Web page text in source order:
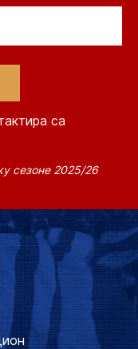
са
сезоне 2025/26